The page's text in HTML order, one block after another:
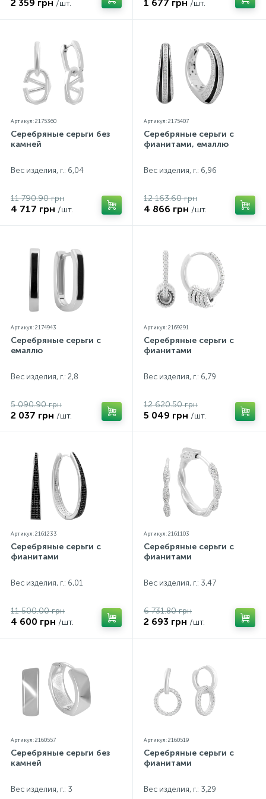
2 359 грн /шт. 1 677 грн /шт.
Артикул: 2175360
Серебряные серьги без
камней
Вес изделия, г.: 6,04
11 790.90 грн
4 717 грн /шт.
Артикул: 2175407
Серебряные серьги с
фианитами, емаллю
Вес изделия, г.: 6,96
12 163.60 грн
4 866 грн /шт.
Артикул: 2174943
Серебряные серьги с
емаллю
Вес изделия, г.: 2,8
5 090.90 грн
2 037 грн /шт.
Артикул: 2169291
Серебряные серьги с
фианитами
Вес изделия, г.: 6,79
12 620.50 грн
5 049 грн /шт.
Артикул: 2161233
Серебряные серьги с
фианитами
Вес изделия, г.: 6,01
11 500.00 грн
4 600 грн /шт.
Артикул: 2161103
Серебряные серьги с
фианитами
Вес изделия, г.: 3,47
6 731.80 грн
2 693 грн /шт.
Артикул: 2160557
Серебряные серьги без
камней
Вес изделия, г.: 3
Артикул: 2160519
Серебряные серьги с
фианитами
Вес изделия, г.: 3,29